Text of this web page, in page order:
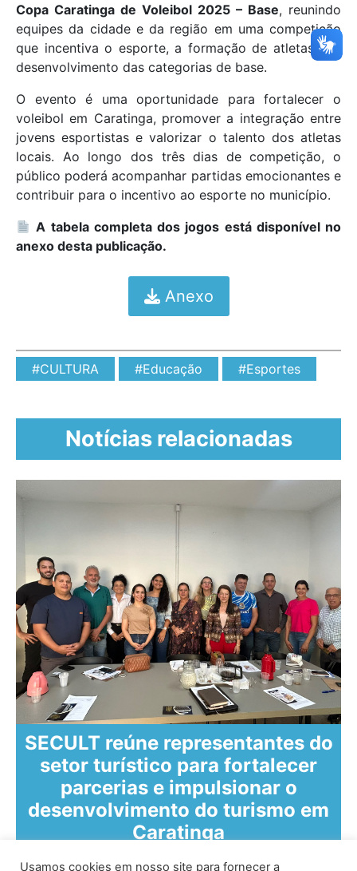
Copa Caratinga de Voleibol 2025 – Base, reunindo
equipes da cidade e da região em uma competição
que incentiva o esporte, a formação de atletas e o
desenvolvimento das categorias de base.
O evento é uma oportunidade para fortalecer o
voleibol em Caratinga, promover a integração entre
jovens esportistas e valorizar o talento dos atletas
locais. Ao longo dos três dias de competição, o
público poderá acompanhar partidas emocionantes e
contribuir para o incentivo ao esporte no município.
A tabela completa dos jogos está disponível no
anexo desta publicação.
Anexo
#CULTURA #Educação #Esportes
Notícias relacionadas
SECULT reúne representantes do
setor turístico para fortalecer
parcerias e impulsionar o
desenvolvimento do turismo em
Caratinga
Usamos cookies em nosso site para fornecer a